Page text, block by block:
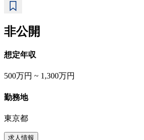
非公開
想定年収
500万円 ~ 1,300万円
勤務地
東京都
求人情報